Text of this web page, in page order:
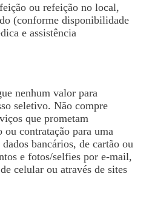
ou refeição no local,
(conforme disponibilidade
e assistência
nenhum valor para
seletivo. Não compre
que prometam
ou contratação para uma
bancários, de cartão ou
e fotos/selfies por e-mail,
celular ou através de sites